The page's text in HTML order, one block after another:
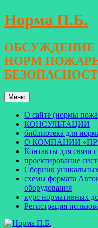
Перейти
к
Норма П.Б.
ОБСУЖДЕНИЕ
НОРМ
Меню
О сайте (нормы
КОНСУЛЬТАЦИИ
библиотека для
О КОМПАНИИ
Контакты для связи
проектирование
Сборник
схемы формата
оборудования
курс нормативных
Регистрация